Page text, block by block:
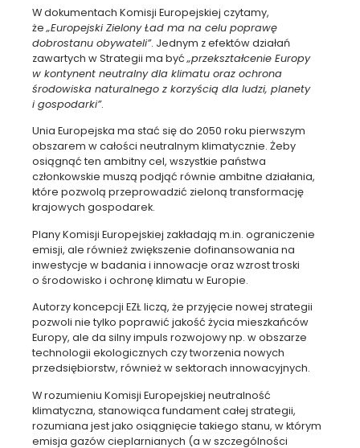
W dokumentach Komisji Europejskiej czytamy,
że„Europejski Zielony Ład ma na celu poprawę
dobrostanu obywateli”. Jednym z efektów działań
zawartych w Strategii ma być„przekształcenie Europy
w kontynent neutralny dla klimatu oraz ochrona
środowiska naturalnego z korzyścią dla ludzi, planety
i gospodarki”.
Unia Europejska ma stać się do 2050 roku pierwszym
obszarem w całości neutralnym klimatycznie. Żeby
osiągnąć ten ambitny cel, wszystkie państwa
członkowskie muszą podjąć równie ambitne działania,
które pozwolą przeprowadzić zieloną transformację
krajowych gospodarek.
Plany Komisji Europejskiej zakładają m.in. ograniczenie
emisji, ale również zwiększenie dofinansowania na
inwestycje w badania i innowacje oraz wzrost troski
o środowisko i ochronę klimatu w Europie.
Autorzy koncepcji EZŁ liczą, że przyjęcie nowej strategii
pozwoli nie tylko poprawić jakość życia mieszkańców
Europy, ale da silny impuls rozwojowy np. w obszarze
technologii ekologicznych czy tworzenia nowych
przedsiębiorstw, również w sektorach innowacyjnych.
W rozumieniu Komisji Europejskiej neutralność
klimatyczna, stanowiąca fundament całej strategii,
rozumiana jest jako osiągnięcie takiego stanu, w którym
emisja gazów cieplarnianych (a w szczególności